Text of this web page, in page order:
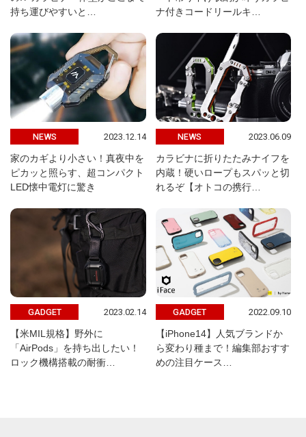
持ち運びやすいと…
ナ付きコードリールキ…
NEWS 2023.12.14
家のカギより小さい！真夜中を
ピカッと照らす、超コンパクト
LED懐中電灯に驚き
NEWS 2023.06.09
カラビナに折りたたみナイフを
内蔵！硬いロープもスパッと切
れるぞ【オトコの携行…
GADGET 2023.02.14
【米MIL規格】野外に
「AirPods」を持ち出したい！
ロック機構搭載の耐衝…
GADGET 2022.09.10
【iPhone14】人気ブランドか
ら変わり種まで！編集部おすす
めの注目ケース…